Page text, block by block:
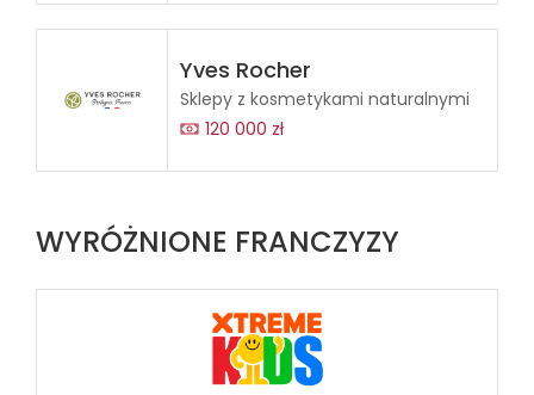
Yves Rocher
Sklepy z kosmetykami naturalnymi
120 000 zł
WYRÓŻNIONE FRANCZYZY